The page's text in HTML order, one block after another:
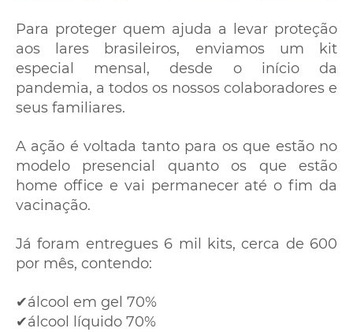
Para proteger quem ajuda a levar proteção
aos lares brasileiros, enviamos um kit
especial mensal, desde o início da
pandemia, a todos os nossos colaboradores e
seus familiares.
A ação é voltada tanto para os que estão no
modelo presencial quanto os que estão
home office e vai permanecer até o fim da
vacinação.
Já foram entregues 6 mil kits, cerca de 600
por mês, contendo:
✔álcool em gel 70%
✔álcool líquido 70%